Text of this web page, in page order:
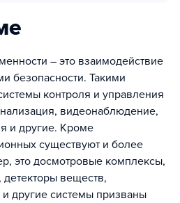
– это взаимодействие
безопасности. Такими
контроля и управления
видеонаблюдение,
и другие. Кроме
существуют и более
это досмотровые комплексы,
веществ,
другие системы призваны